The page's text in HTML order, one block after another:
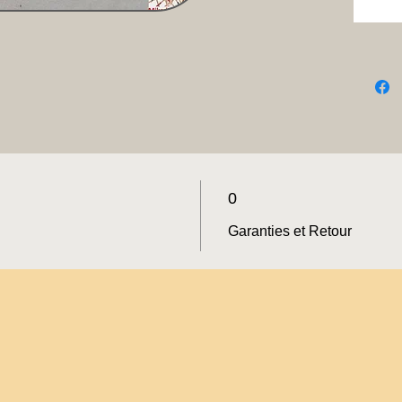
0
Garanties et Retour